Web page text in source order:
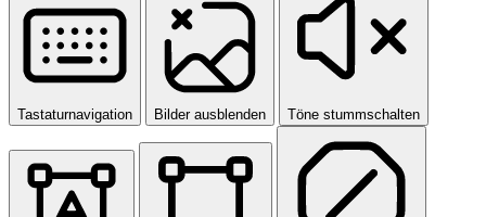
Tastaturnavigation Bilder ausblenden Töne stummschalten